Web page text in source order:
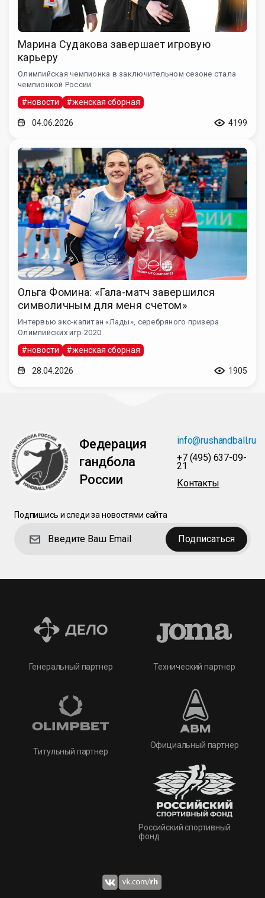
Марина Судакова завершает игровую
карьеру
Олимпийская чемпионка в заключительном сезоне стала
чемпионкой России
#новости #женская сборная
04.06.2026 4199
Ольга Фомина: «Гала-матч завершился
символичным для меня счетом»
Интервью экс-капитан «Лады», серебряного призера
Олимпийских игр-2020
#новости #женская сборная
28.04.2026 1905
Федерация
гандбола
России
info@rushandball.ru
+7 (495) 637-09-
21
Контакты
Подпишись и следи за новостями сайта
Подписаться
Генеральный партнер
Титульный партнер
Технический партнер
Официальный партнер
Российский спортивный
фонд